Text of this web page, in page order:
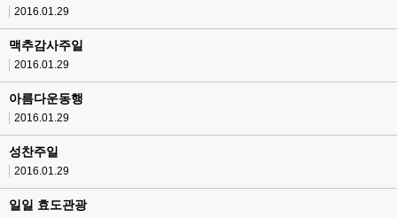
2016.01.29
맥추감사주일
2016.01.29
아름다운동행
2016.01.29
성찬주일
2016.01.29
일일 효도관광